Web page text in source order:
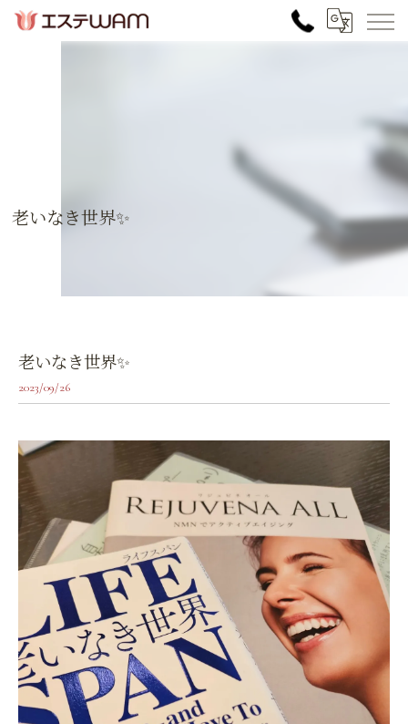
老いなき世界✨
老いなき世界✨
2023/09/26